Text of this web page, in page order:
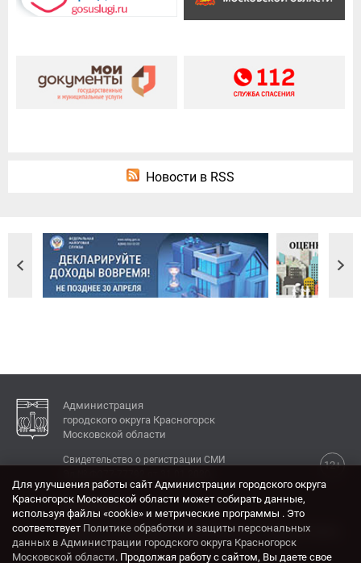
Новости в RSS
Администрация
городского округа Красногорск
Московской области
12+
Свидетельство о регистрации СМИ
КОНТАКТЫ
Адрес: 143404, Московская область, г. Красногорск,
ул. Ленина, дом 4.
Для улучшения работы сайт Администрации городского округа
Красногорск Московской области может собирать данные,
используя файлы «cookie» и метрические программы . Это
соответствует Политике обработки и защиты персональных
данных в Администрации городского округа Красногорск
Московской области. Продолжая работу с сайтом, Вы даете свое